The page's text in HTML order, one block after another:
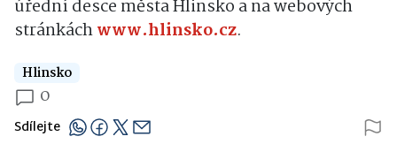
úřední desce města Hlinsko a na webových
stránkáchwww.hlinsko.cz.
Hlinsko
0
Sdílejte